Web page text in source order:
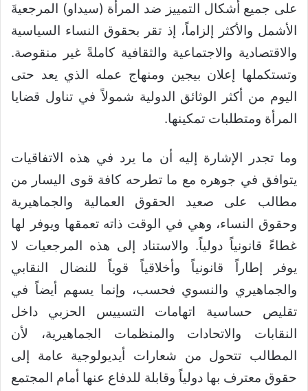
على جميع أشكال التمييز ضد المرأة (سيداو) المرجعيةَ
الأشمل والأكثر إلزاماً، إذ تقر بحقوق النساء السياسية
والاقتصادية والاجتماعية والثقافية كاملةً غير منقوصة.
وتستكملها إعلان بيجين ومنهاج عمله الذي يعد حتى
اليوم من أكثر الوثائق الدولية شمولاً في تناول قضايا
المرأة ومتطلبات تمكينها.
وما تجدر الإشارة إليه أن ما يرد في هذه الاتفاقيات
يتوافق في جوهره مع ما تطرحه كافة قوى اليسار من
مطالب على صعيد الحقوق العمالية والجماهيرية
وحقوق النساء، وهي في الوقت ذاته تعمقها ويوفر لها
غطاءً قانونياً دولياً. والاستناد إلى هذه المرجعيات لا
يوفر إطاراً قانونياً وأخلاقياً قوياً للنضال النقابي
والجماهيري والنسوي فحسب، وإنما يسهم أيضاً في
تقليص حساسية اتهامات التسييس الحزبي داخل
النقابات والاتحادات والمنظمات الجماهيرية، لأن
المطالب تتحول من شعارات أيديولوجية عامة إلى
حقوق معترف بها دولياً وقابلة للدفاع عنها أمام المجتمع